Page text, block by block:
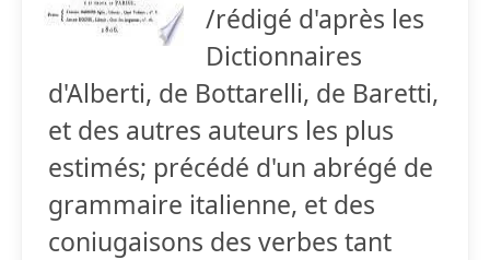
/rédigé d'après les
Dictionnaires
d'Alberti, de Bottarelli, de Baretti,
et des autres auteurs les plus
estimés; précédé d'un abrégé de
grammaire italienne, et des
coniugaisons des verbes tant